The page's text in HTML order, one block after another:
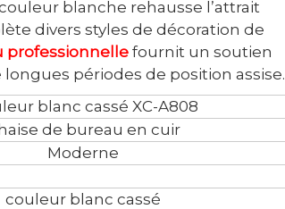
blanche rehausse l’attrait
divers styles de décoration de
professionnellefournit un soutien
périodes de position assise.
blanc cassé XC-A808
de bureau en cuir
Moderne
couleur blanc cassé